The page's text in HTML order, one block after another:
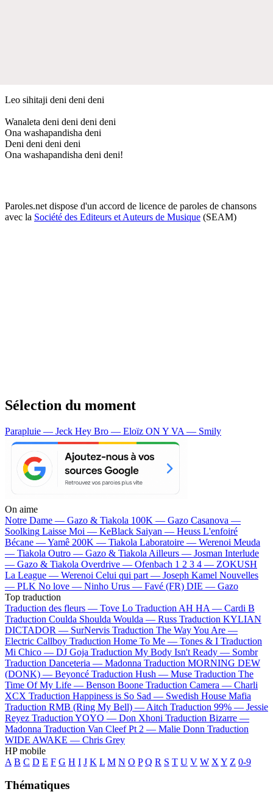
Leo sihitaji deni deni deni
Wanaleta deni deni deni deni
Ona washapandisha deni
Deni deni deni deni
Ona washapandisha deni deni!
Paroles.net dispose d'un accord de licence de paroles de chansons
avec la Société des Editeurs et Auteurs de Musique (SEAM)
Sélection du moment
Parapluie — Jeck Hey Bro — Eloïz ON Y VA — Smily
On aime
Notre Dame — Gazo & Tiakola 100K — Gazo Casanova —
Soolking Laisse Moi — KeBlack Saiyan — Heuss L'enfoiré
Bécane —Yamê 200K — Tiakola Laboratoire — Werenoi Meuda
— Tiakola Outro — Gazo & Tiakola Ailleurs — Josman Interlude
— Gazo & Tiakola Overdrive — Ofenbach 1 2 3 4 — ZOKUSH
La League — Werenoi Celui qui part — Joseph Kamel Nouvelles
— PLK No love — Ninho Urus — Favé (FR) DIE — Gazo
Top traduction
Traduction des fleurs — Tove Lo Traduction AH HA — Cardi B
Traduction Coulda Shoulda Woulda — Russ Traduction KYLIAN
DICTADOR — SurNervis Traduction The Way You Are —
Electric Callboy Traduction Home To Me — Tones & I Traduction
Mi Chico — DJ Goja Traduction My Body Isn't Ready — Sombr
Traduction Danceteria — Madonna Traduction MORNING DEW
(DONK) — Beyoncé Traduction Hush — Muse Traduction The
Time Of My Life — Benson Boone Traduction Camera — Charli
XCX Traduction Happiness is So Sad — Swedish House Mafia
Traduction RMB (Ring My Bell) — Aitch Traduction 99% — Jessie
Reyez Traduction YOYO — Don Xhoni Traduction Bizarre —
Madonna Traduction Van Cleef Pt 2 — Malie Donn Traduction
WIDE AWAKE — Chris Grey
HP mobile
A B C D E F G H I J K L M N O P Q R S T U V W X Y Z 0-9
Thématiques